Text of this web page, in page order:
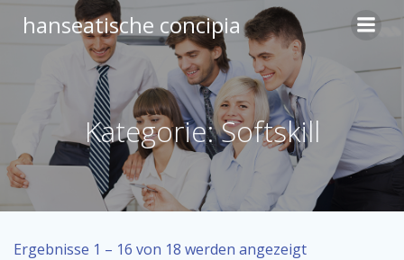
Inhalt
springen
hanseatische concipia
Kategorie: Softskill
Ergebnisse 1 – 16 von 18 werden angezeigt